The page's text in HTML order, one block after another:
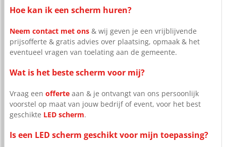
Hoe kan ik een scherm huren?
Neem contact met ons & wij geven je een vrijblijvende
prijsofferte & gratis advies over plaatsing, opmaak & het
eventueel vragen van toelating aan de gemeente.
Wat is het beste scherm voor mij?
Vraag een offerte aan & je ontvangt van ons persoonlijk
voorstel op maat van jouw bedrijf of event, voor het best
geschikte LED scherm.
Is een LED scherm geschikt voor mijn toepassing?